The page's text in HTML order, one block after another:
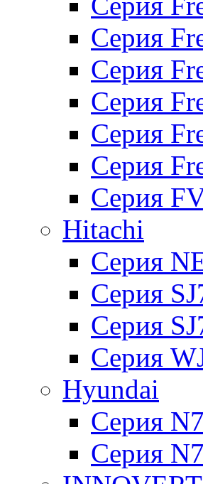
Серия
Серия
Серия
Серия
Серия
Серия
Hitachi
Серия
Серия
Серия
Серия
Hyundai
Серия
Серия